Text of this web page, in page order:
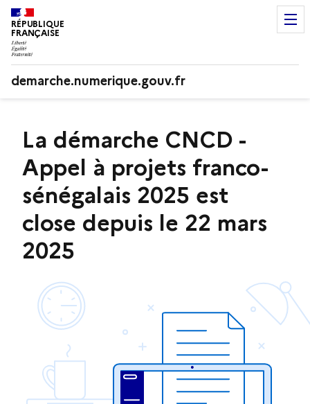
RÉPUBLIQUE
FRANÇAISE
demarche.numerique.gouv.fr
La démarche CNCD -
Appel à projets franco-
sénégalais 2025 est
close depuis le 22 mars
2025